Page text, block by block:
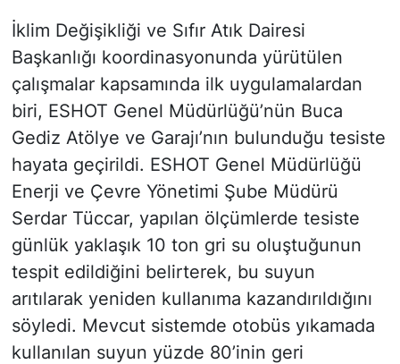
İklim Değişikliği ve Sıfır Atık Dairesi
Başkanlığı koordinasyonunda yürütülen
çalışmalar kapsamında ilk uygulamalardan
biri, ESHOT Genel Müdürlüğü’nün Buca
Gediz Atölye ve Garajı’nın bulunduğu tesiste
hayata geçirildi. ESHOT Genel Müdürlüğü
Enerji ve Çevre Yönetimi Şube Müdürü
Serdar Tüccar, yapılan ölçümlerde tesiste
günlük yaklaşık 10 ton gri su oluştuğunun
tespit edildiğini belirterek, bu suyun
arıtılarak yeniden kullanıma kazandırıldığını
söyledi. Mevcut sistemde otobüs yıkamada
kullanılan suyun yüzde 80’inin geri